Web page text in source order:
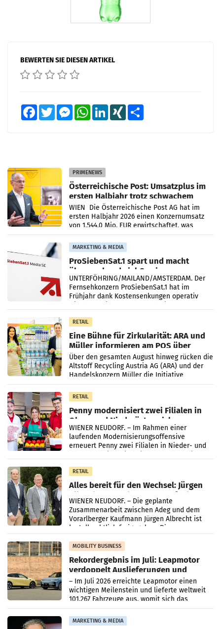
BEWERTEN SIE DIESEN ARTIKEL
FacebookTwitter MessengerWhatsAppLinkedInXING
PRIMENEWS
Österreichische Post: Umsatzplus im
ersten Halbjahr trotz schwachem
Briefgeschäft
WIEN Die Österreichische Post AG hat im
ersten Halbjahr 2026 einen Konzernumsatz
von 1.544,0 Mio. EUR erwirtschaftet, was
einem Plus von 3,8 Prozent gegenüber dem
Vergleichszeitraum
MARKETING & MEDIA
ProSiebenSat.1 spart und macht
überraschend viel Gewinn
UNTERFÖHRING/MAILAND/AMSTERDAM. Der
Fernsehkonzern ProSiebenSat.1 hat im
Frühjahr dank Kostensenkungen operativ
RETAIL
Eine Bühne für Zirkularität: ARA und
Müller informieren am POS über
Kreislauffähigkeit
Über den gesamten August hinweg rücken die
Altstoff Recycling Austria AG (ARA) und der
Handelskonzern Müller die Initiative
„Kreislauf-Helden“ in allen österreichischen
Müller-Filialen
RETAIL
Penny modernisiert zwei Filialen in
Ober- und Niederösterreich
WIENER NEUDORF. – Im Rahmen einer
laufenden Modernisierungsoffensive
erneuert Penny zwei Filialen in Nieder- und
RETAIL
Alles bereit für den Wechsel: Jürgen
Albrecht setzt ab 1.1.2027 auf Adeg
WIENER NEUDORF. – Die geplante
Zusammenarbeit zwischen Adeg und dem
Vorarlberger Kaufmann Jürgen Albrecht ist
kartellrechtlich freigegeben: Die
Bundeswettbewerbsbehörde und der
Bundeskartellanwalt
MOBILITY BUSINESS
Rekordergebnis im Juli: Leapmotor
verdoppelt Auslieferungen und
überschreitet die 100.000er-Marke
– Im Juli 2026 erreichte Leapmotor einen
wichtigen Meilenstein und lieferte weltweit
101.267 Fahrzeuge aus, womit sich das
Ergebnis gegenüber Juli 2025 mehr als
verdoppelte (+102
MARKETING & MEDIA